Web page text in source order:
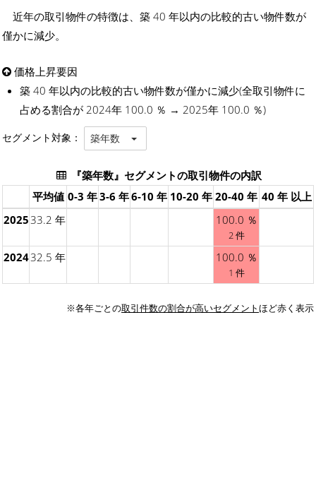
近年の取引物件の特徴は、築 40 年以内の比較的古い物件数が
僅かに減少。
価格上昇要因
築 40 年以内の比較的古い物件数が僅かに減少(全取引物件に
占める割合が 2024年 100.0 ％ → 2025年 100.0 ％)
セグメント対象： 築年数
『築年数』セグメントの取引物件の内訳
平均値 0-3 年3-6 年6-10 年 10-20 年 20-40 年 40 年 以上
2025 33.2 年 100.0 ％
2 件
202432.5 年 100.0 ％
1 件
※各年ごとの取引件数の割合が高いセグメントほど赤く表示